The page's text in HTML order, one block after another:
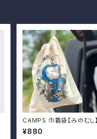
CAMPS 巾着袋【みのむし】
¥880